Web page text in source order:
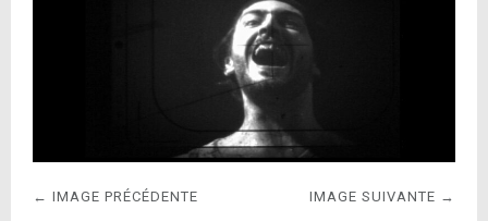
← IMAGE PRÉCÉDENTE IMAGE SUIVANTE →